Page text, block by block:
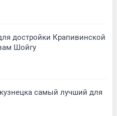
достройки Крапивинской
Шойгу
самый лучший для